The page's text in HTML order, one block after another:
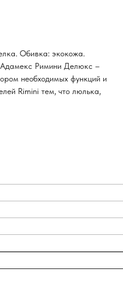
Обивка: экокожа.
Адамекс Римини Делюкс –
необходимых функций и
Rimini тем, что люлька,